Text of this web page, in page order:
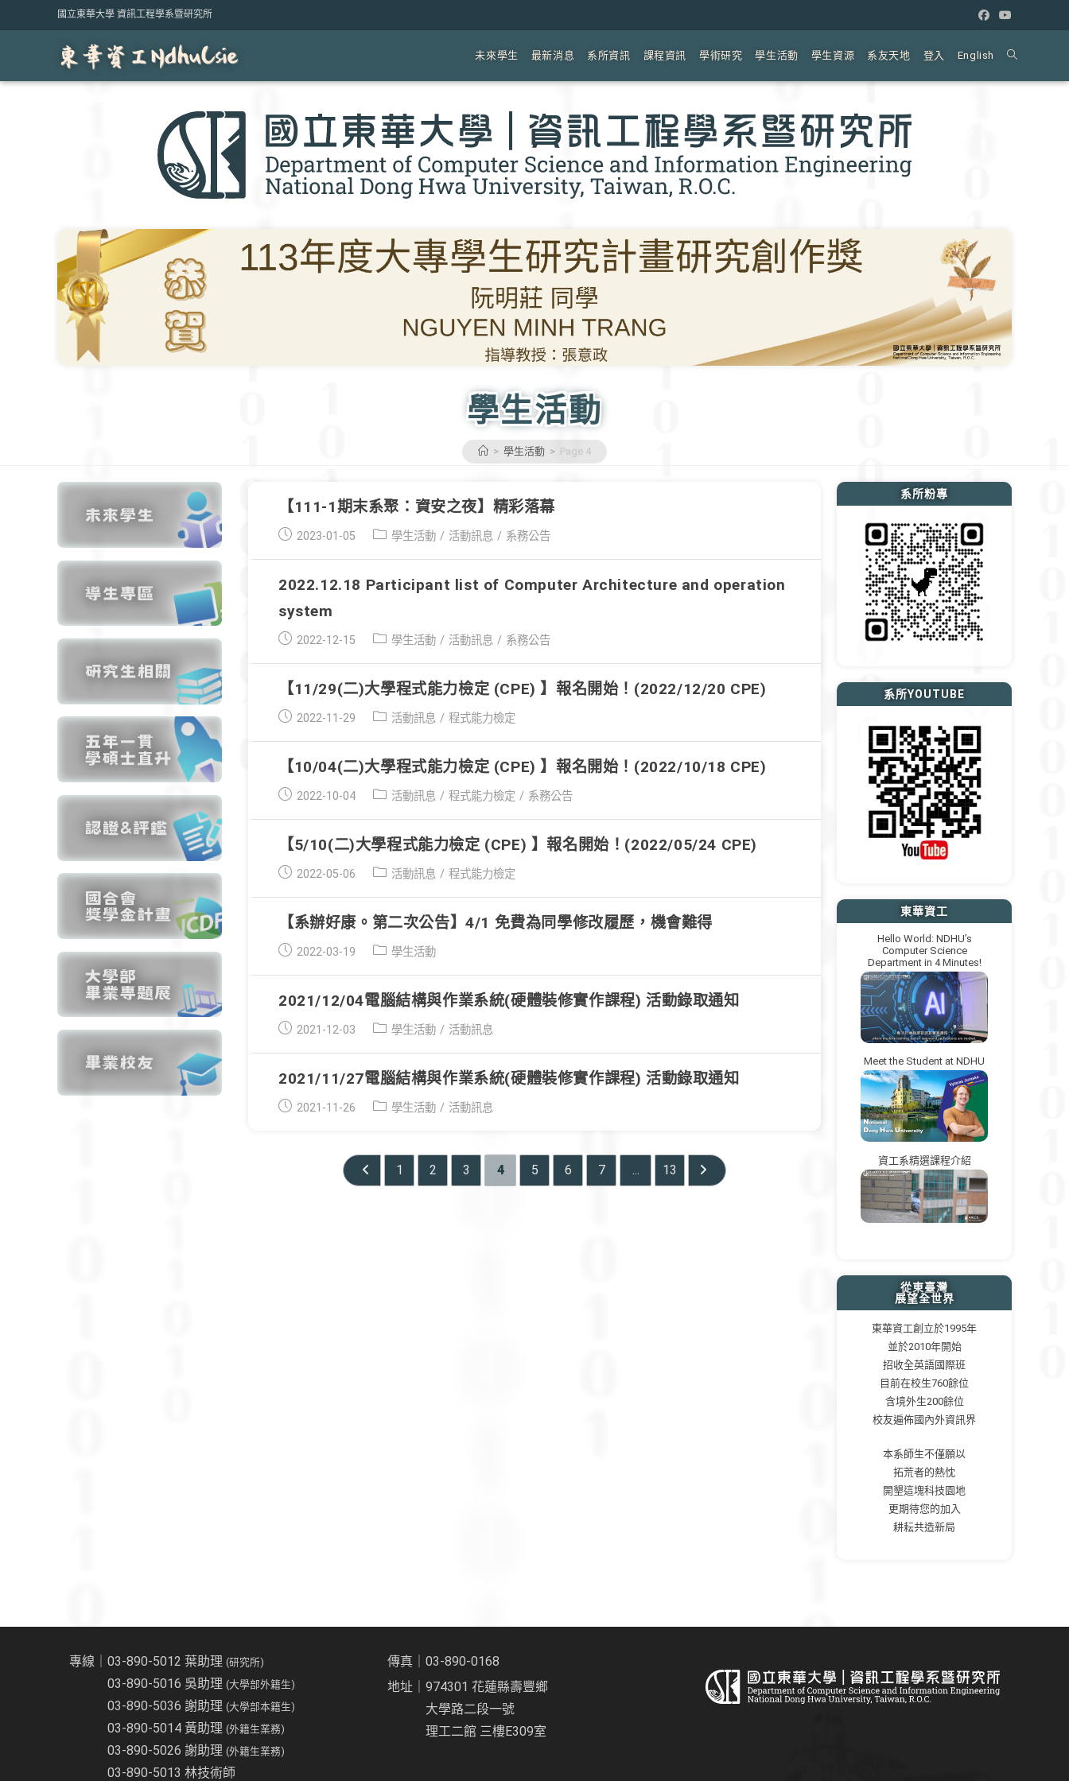
to
國立東華大學 資訊工程學系暨研究所
未來學生 最新消息 系所資訊 課程資訊 學術研究 學生活動 學生資源 系友天地 登入 English Toggle
學生活動
> 學生活動 > Page 4
【111-1期末系聚：資安之夜】精彩落幕
Post
2023-01-05 Post
學生活動 / 活動訊息 / 系務公告
2022.12.18 Participant list of Computer Architecture and operation
system
Post
2022-12-15 Post
學生活動 / 活動訊息 / 系務公告
【11/29(二)大學程式能力檢定 (CPE) 】報名開始！(2022/12/20 CPE)
Post
2022-11-29 Post
活動訊息 / 程式能力檢定
【10/04(二)大學程式能力檢定 (CPE) 】報名開始！(2022/10/18 CPE)
Post
2022-10-04Post
活動訊息 / 程式能力檢定 / 系務公告
【5/10(二)大學程式能力檢定 (CPE) 】報名開始！(2022/05/24 CPE)
Post
2022-05-06 Post
活動訊息 / 程式能力檢定
【系辦好康。第二次公告】4/1 免費為同學修改履歷，機會難得
Post
2022-03-19 Post
學生活動
2021/12/04電腦結構與作業系統(硬體裝修實作課程) 活動錄取通知
Post
2021-12-03 Post
學生活動 / 活動訊息
2021/11/27電腦結構與作業系統(硬體裝修實作課程) 活動錄取通知
Post
2021-11-26 Post
學生活動 / 活動訊息
Go to the previous page
1 2 3 4 5 6 7 ... 13 Go to the next page
系所粉專
系所YOUTUBE
東華資工
Hello World: NDHU’s
Computer Science
Department in 4 Minutes!
Meet the Student at NDHU
資工系精選課程介紹
從東臺灣
展望全世界
東華資工創立於1995年
並於2010年開始
招收全英語國際班
目前在校生760餘位
含境外生200餘位
校友遍佈國內外資訊界
本系師生不僅願以
拓荒者的熱忱
開墾這塊科技園地
更期待您的加入
耕耘共造新局
專線｜03-890-5012 葉助理 (研究所)
03-890-5016 吳助理 (大學部外籍生)
03-890-5036 謝助理 (大學部本籍生)
03-890-5014 黃助理 (外籍生業務)
03-890-5026 謝助理 (外籍生業務)
03-890-5013 林技術師
傳真｜03-890-0168
地址｜974301 花蓮縣壽豐鄉
大學路二段一號
理工二館 三樓E309室